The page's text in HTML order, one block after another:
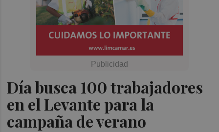
Día busca 100 trabajadores
en el Levante para la
campaña de verano